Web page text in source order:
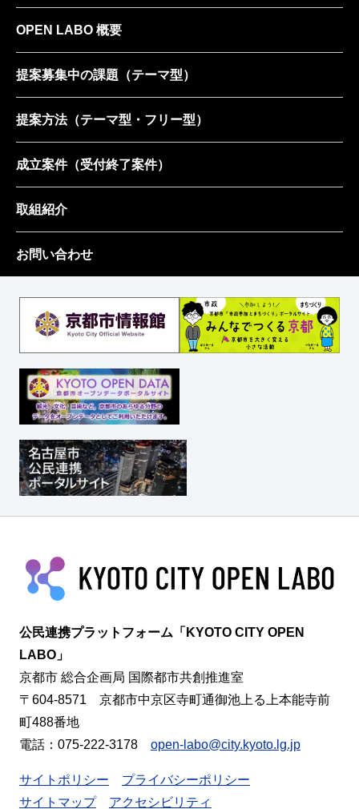
OPEN LABO 概要
提案募集中の課題 （テーマ型）
提案方法（テーマ型・フリー型）
成立案件（受付終了案件）
取組紹介
お問い合わせ
公民連携プラットフォーム「KYOTO CITY OPEN
LABO」
京都市 総合企画局 国際都市共創推進室
〒604-8571 京都市中京区寺町通御池上る上本能寺前
町488番地
電話：075-222-3178 open-labo@city.kyoto.lg.jp
サイトポリシー
プライバシーポリシー
サイトマップ
アクセシビリティ